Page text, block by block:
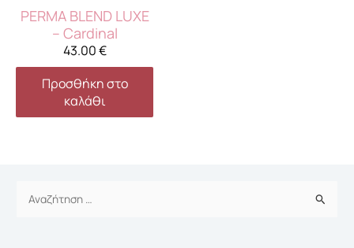
Αναζήτηση
PERMA BLEND LUXE
– Cardinal
43.00€
Προσθήκη στο
καλάθι